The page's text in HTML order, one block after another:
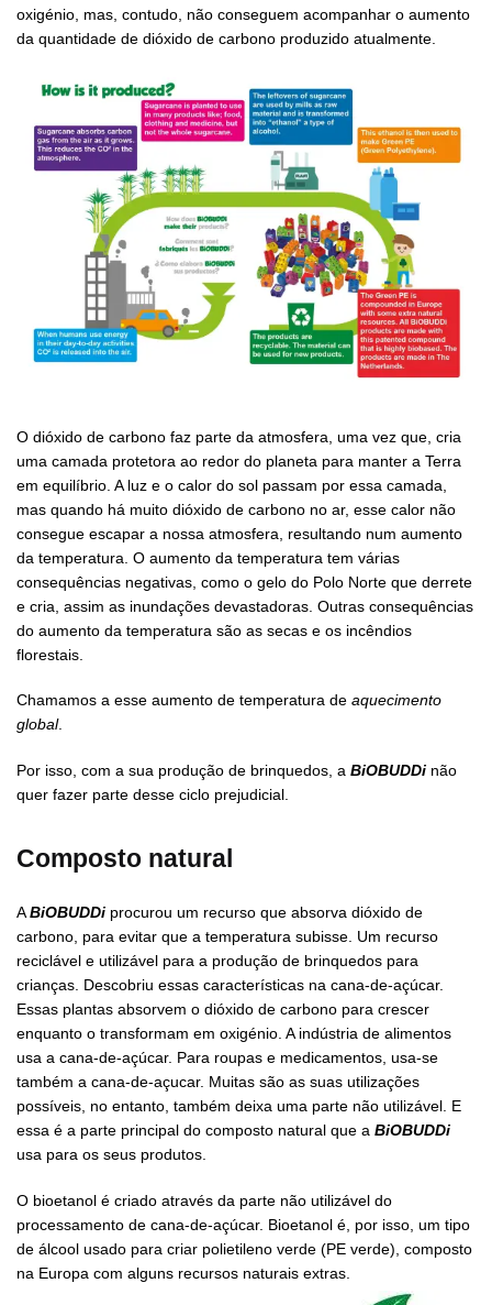
oxigénio, mas, contudo, não conseguem acompanhar o aumento
da quantidade de dióxido de carbono produzido atualmente.
O dióxido de carbono faz parte da atmosfera, uma vez que, cria
uma camada protetora ao redor do planeta para manter a Terra
em equilíbrio. A luz e o calor do sol passam por essa camada,
mas quando há muito dióxido de carbono no ar, esse calor não
consegue escapar a nossa atmosfera, resultando num aumento
da temperatura. O aumento da temperatura tem várias
consequências negativas, como o gelo do Polo Norte que derrete
e cria, assim as inundações devastadoras. Outras consequências
do aumento da temperatura são as secas e os incêndios
florestais.
Chamamos a esse aumento de temperatura de aquecimento
global.
Por isso, com a sua produção de brinquedos, a BiOBUDDi não
quer fazer parte desse ciclo prejudicial.
Composto natural
ABiOBUDDi procurou um recurso que absorva dióxido de
carbono, para evitar que a temperatura subisse. Um recurso
reciclável e utilizável para a produção de brinquedos para
crianças. Descobriu essas características na cana-de-açúcar.
Essas plantas absorvem o dióxido de carbono para crescer
enquanto o transformam em oxigénio. A indústria de alimentos
usa a cana-de-açúcar. Para roupas e medicamentos, usa-se
também a cana-de-açucar. Muitas são as suas utilizações
possíveis, no entanto, também deixa uma parte não utilizável. E
essa é a parte principal do composto natural que a BiOBUDDi
usa para os seus produtos.
O bioetanol é criado através da parte não utilizável do
processamento de cana-de-açúcar. Bioetanol é, por isso, um tipo
de álcool usado para criar polietileno verde (PE verde), composto
na Europa com alguns recursos naturais extras.